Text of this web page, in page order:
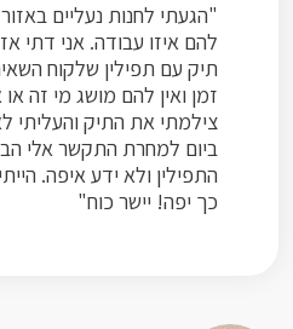
"הגעתי לחנות נעליים
להם איזו עבודה. אני דתי
תיק עם תפילין שלקוח
זמן ואין להם מושג מי זה או
צילמתי את התיק והעליתי
ביום למחרת התקשר אלי
התפילין ולא ידע איפה.
כך יפה! יישר כוח"